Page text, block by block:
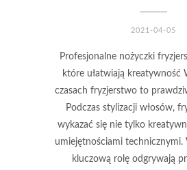
2021-04-05
Profesjonalne nożyczki
które ułatwiają kreatywność
czasach fryzjerstwo to
Podczas stylizacji włosów,
wykazać się nie tylko
umiejętnościami
kluczową rolę odgrywają